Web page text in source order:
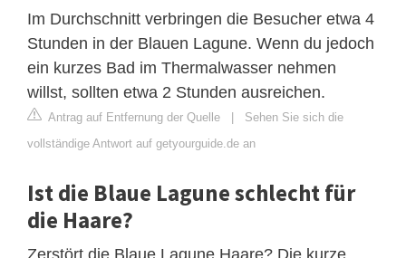
Im Durchschnitt verbringen die Besucher etwa 4
Stunden in der Blauen Lagune. Wenn du jedoch
ein kurzes Bad im Thermalwasser nehmen
willst, sollten etwa 2 Stunden ausreichen.
Antrag auf Entfernung der Quelle | Sehen Sie sich die
vollständige Antwort auf getyourguide.de an
Ist die Blaue Lagune schlecht für
die Haare?
Zerstört die Blaue Lagune Haare? Die kurze